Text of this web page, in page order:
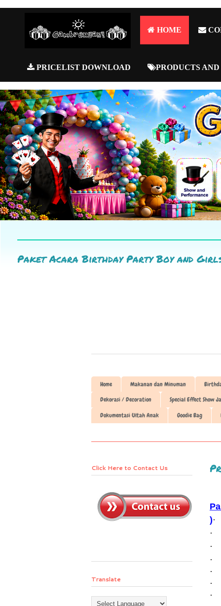
HOME
PRICELIST DOWNLOAD PRODUCTS
Paket Acara Birthday Party Boy and
Home Makanan dan Minuman
Dekorasi / Decoration
Special Effect Show
Dokumentasi Ultah Anak
Goodie Bag
)·
·
·
·
·
·
·
Click Here to Contact Us
Translate